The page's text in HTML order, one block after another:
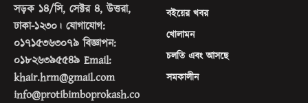
সড়ক ১৪/সি, সেক্টর ৪, উত্তরা,
ঢাকা-১২৩০। যোগাযোগ:
০১৭১৫৩৬৩০৭৯ বিজ্ঞাপন:
০১৮২৬৩৯৫৫৪৯ Email:
khair.hrm@gmail.com
info@protibimboprokash.co
বইয়ের খবর
খোলামন
চলতি এবং আসছে
সমকালীন